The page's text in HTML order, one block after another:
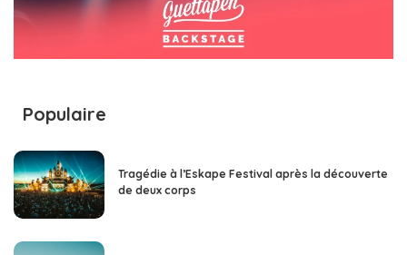
Populaire
Tragédie à l’Eskape Festival après la découverte
de deux corps